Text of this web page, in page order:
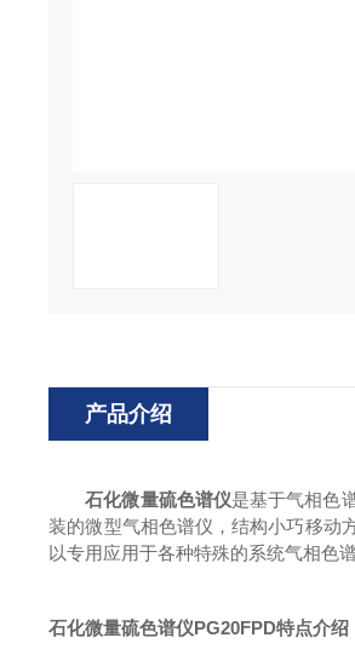
产品介绍
石化微量硫色谱仪是基于气相色
装的微型气相色谱仪，结构小巧移动
以专用应用于各种特殊的系统气相色谱
石化微量硫色谱仪PG20FPD特点介绍